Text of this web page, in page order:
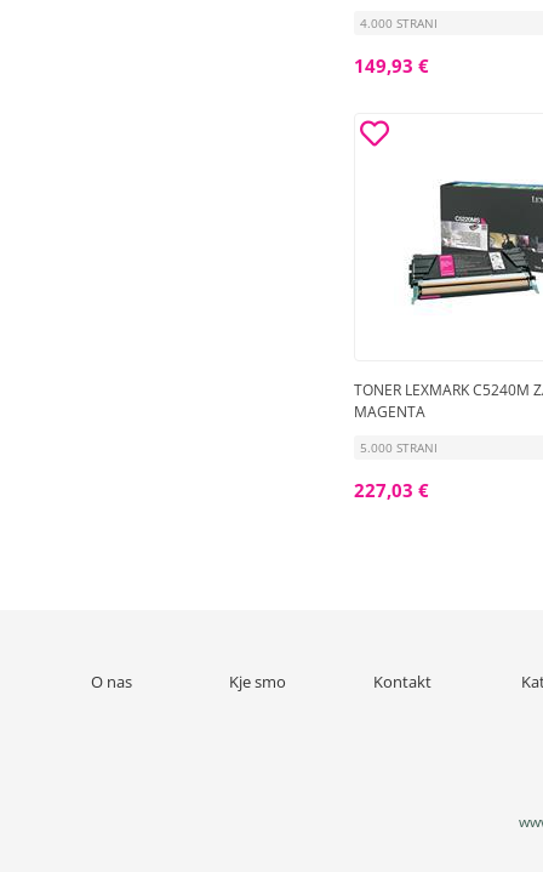
4.000 STRANI
149,93 €
TONER LEXMARK C5240M
MAGENTA
5.000 STRANI
227,03 €
O nas Kje smo Kontakt